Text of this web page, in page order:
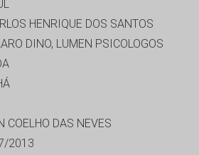
HENRIQUE DOS SANTOS
DINO, LUMEN PSICOLOGOS
COELHO DAS NEVES
2013